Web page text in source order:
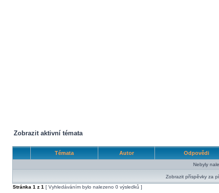
Zobrazit aktivní témata
Témata Autor Odpovědi
Nebyly
Zobrazit příspěvky za
Stránka 1 z 1 [ Vyhledáváním bylo nalezeno 0 výsledků ]